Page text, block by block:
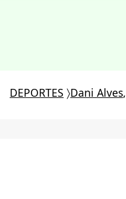
DEPORTES 〉Dani Alves,